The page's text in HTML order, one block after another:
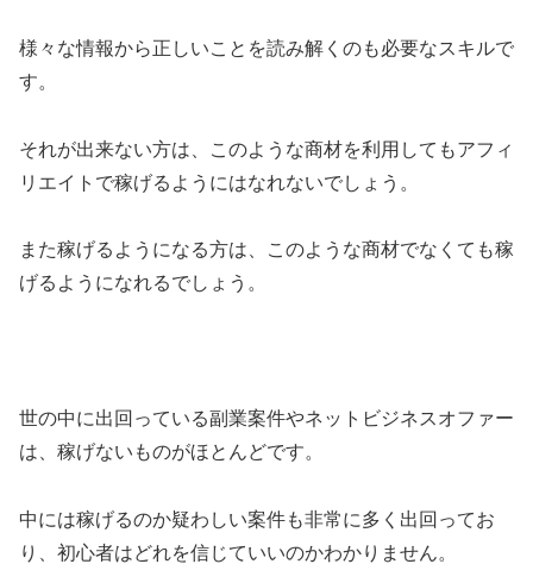
様々な情報から正しいことを読み解くのも必要なスキルで
す。
それが出来ない方は、このような商材を利用してもアフィ
リエイトで稼げるようにはなれないでしょう。
また稼げるようになる方は、このような商材でなくても稼
げるようになれるでしょう。
世の中に出回っている副業案件やネットビジネスオファー
は、稼げないものがほとんどです。
中には稼げるのか疑わしい案件も非常に多く出回ってお
り、初心者はどれを信じていいのかわかりません。